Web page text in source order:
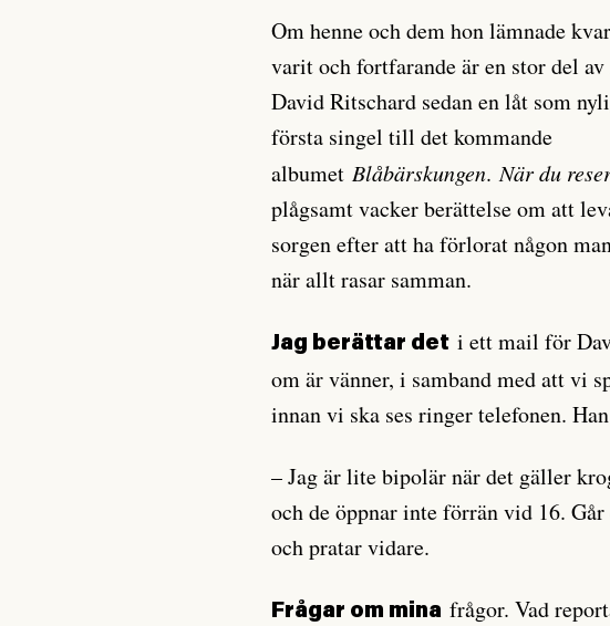
Om henne och dem hon lämnade
varit och fortfarande är en stor del
David Ritschard sedan en låt som
första singel till det kommande
albumetBlåbärskungen.När du
plågsamt vacker berättelse om att
sorgen efter att ha förlorat någon
när allt rasar samman.
Jag berättar det i ett mail för
om är vänner, i samband med att vi
innan vi ska ses ringer telefonen.
– Jag är lite bipolär när det gäller
och de öppnar inte förrän vid 16.
och pratar vidare.
Frågar om mina frågor. Vad